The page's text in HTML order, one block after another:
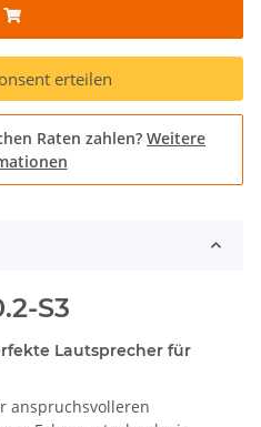
erteilen
Raten zahlen? Weitere
S3
Lautsprecher für
anspruchsvolleren